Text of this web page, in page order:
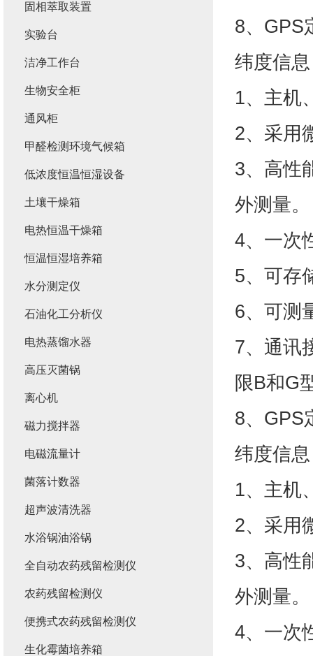
8、GPS
纬度信
1、主机
2、采用
3、高性
外测量。
4、一次
5、可存
6、可测
7、通讯
限B和G
8、GPS
纬度信
1、主机
2、采用
3、高性
外测量。
4、一次
固相萃取装置
实验台
洁净工作台
生物安全柜
通风柜
甲醛检测环境气候箱
低浓度恒温恒湿设备
土壤干燥箱
电热恒温干燥箱
恒温恒湿培养箱
水分测定仪
石油化工分析仪
电热蒸馏水器
高压灭菌锅
离心机
磁力搅拌器
电磁流量计
菌落计数器
超声波清洗器
水浴锅油浴锅
全自动农药残留检测仪
农药残留检测仪
便携式农药残留检测仪
生化霉菌培养箱